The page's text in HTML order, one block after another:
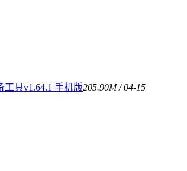
具v1.64.1 手机版205.90M / 04-15